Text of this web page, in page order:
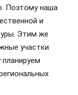
Поэтому наша
и
Этим же
участки